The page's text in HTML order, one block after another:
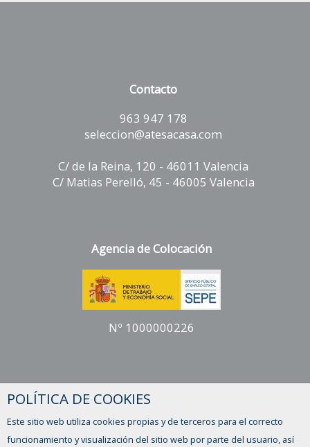
Contacto
963 947 178
seleccion@atesacasa.com
C/ de la Reina, 120 - 46011 Valencia
C/ Matias Perelló, 45 - 46005 Valencia
Agencia de Colocación
Nº 1000000226
Horario
Lunes a viernes
de 9 a 14 y de 16 a 19 h.
POLÍTICA DE COOKIES
Este sitio web utiliza cookies propias y de terceros para el correcto
funcionamiento y visualización del sitio web por parte del usuario, así